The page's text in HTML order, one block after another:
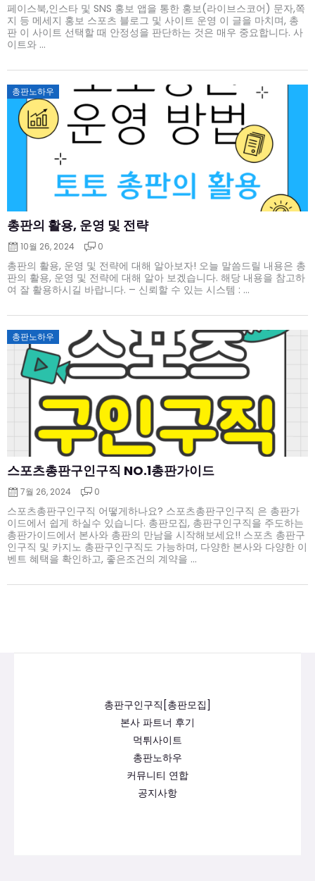
페이스북,인스타 및 SNS 홍보 앱을 통한 홍보(라이브스코어) 문자,쪽
지 등 메세지 홍보 스포츠 블로그 및 사이트 운영 이 글을 마치며, 총
판 이 사이트 선택할 때 안정성을 판단하는 것은 매우 중요합니다. 사
이트와 ...
총판노하우
총판의 활용, 운영 및 전략
Posted
on
10월 26, 2024 0
총판의 활용, 운영 및 전략에 대해 알아보자! 오늘 말씀드릴 내용은 총
판의 활용, 운영 및 전략에 대해 알아 보겠습니다. 해당 내용을 참고하
여 잘 활용하시길 바랍니다. – 신뢰할 수 있는 시스템 : ...
총판노하우
스포츠총판구인구직 NO.1총판가이드
Posted
on
7월 26, 2024 0
스포츠총판구인구직 어떻게하나요? 스포츠총판구인구직 은 총판가
이드에서 쉽게 하실수 있습니다. 총판모집, 총판구인구직을 주도하는
총판가이드에서 본사와 총판의 만남을 시작해보세요!! 스포츠 총판구
인구직 및 카지노 총판구인구직도 가능하며, 다양한 본사와 다양한 이
벤트 혜택을 확인하고, 좋은조건의 계약을 ...
총판구인구직[총판모집]
본사 파트너 후기
먹튀사이트
총판노하우
커뮤니티 연합
공지사항